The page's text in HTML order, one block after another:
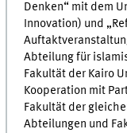
Denken“ mit dem
Innovation) und
Abteilung für
Fakultät der Kairo
Kooperation mit
Fakultät der
Abteilungen und